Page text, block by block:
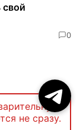
свой
0
не сразу.